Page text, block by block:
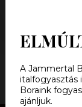
készülnek,
tölgyfa.
Elolvasom
A Jammertal
italfogyasztás
Boraink
ajánljuk.